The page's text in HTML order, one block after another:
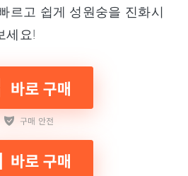
르고 쉽게 성원숭을 진화시
세요!